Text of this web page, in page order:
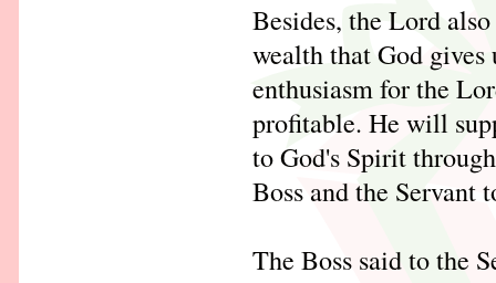
Besides, the Lord
wealth that God
enthusiasm for the
profitable. He will
to God's Spirit
Boss and the Servant
The Boss said to the